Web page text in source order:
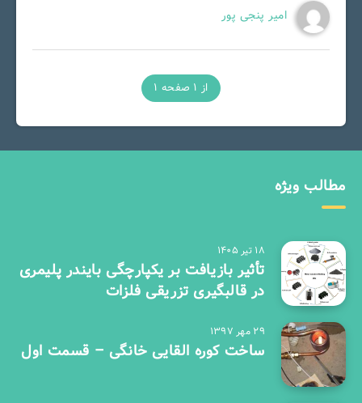
امیر پنجی پور
از 1 صفحه 1
مطالب ویژه
۱۸ تیر ۱۴۰۵
تأثیر بازیافت بر یکپارچگی بایندر پلیمری
در قالبگیری تزریقی فلزات
۲۹ مهر ۱۳۹۷
ساخت کوره القایی خانگی – قسمت اول